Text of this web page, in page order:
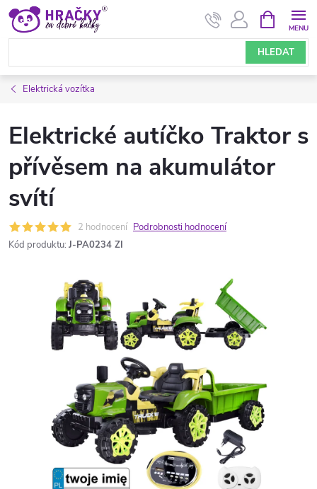
Přejít
obsah
HLEDAT
NÁKUPNÍ
KOŠÍK
Elektrická vozítka
Elektrické autíčko Traktor s
přívěsem na akumulátor
svítí
2 hodnocení Podrobnosti hodnocení
Kód produktu: J-PA0234 ZI